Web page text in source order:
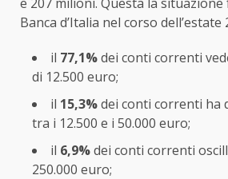
Banca d’Italia nel corso dell’estate
il 77,1%dei conti correnti
di 12.500 euro;
il 15,3%dei conti correnti ha
tra i 12.500 e i 50.000 euro;
il 6,9%dei conti correnti
250.000 euro;